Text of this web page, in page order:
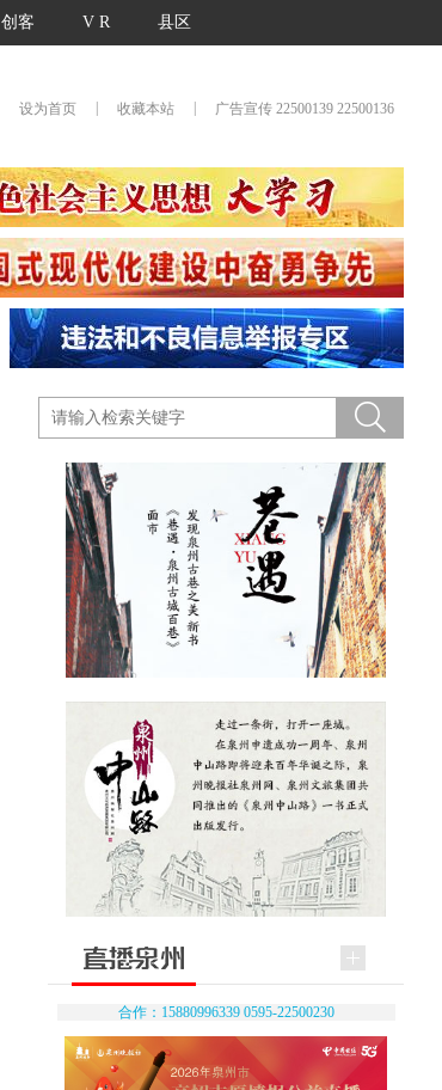
创客 V R 县区
设为首页 收藏本站 广告宣传 22500139 22500136
合作：15880996339 0595-22500230